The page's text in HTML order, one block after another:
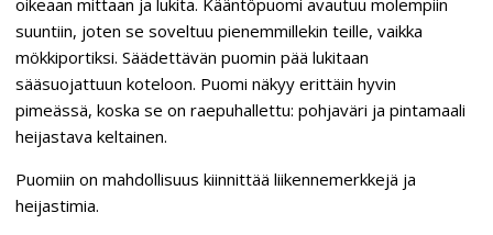
suuntiin, joten se soveltuu pienemmillekin teille, vaikka
mökkiportiksi. Säädettävän puomin pää lukitaan
sääsuojattuun koteloon. Puomi näkyy erittäin hyvin
pimeässä, koska se on raepuhallettu: pohjaväri ja pintamaali
heijastava keltainen.
Puomiin on mahdollisuus kiinnittää liikennemerkkejä ja
heijastimia.